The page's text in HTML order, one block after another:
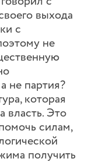
выхода
с
не
не партия?
которая
власть. Это
силам,
получить